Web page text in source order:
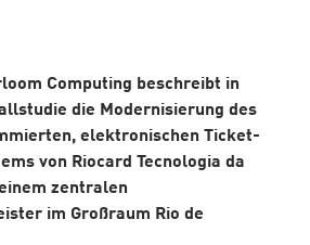
Computing beschreibt in
die Modernisierung des
elektronischen Ticket-
von Riocard Tecnologia da
zentralen
im Großraum Rio de